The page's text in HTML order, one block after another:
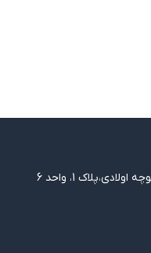
1، واحد 6